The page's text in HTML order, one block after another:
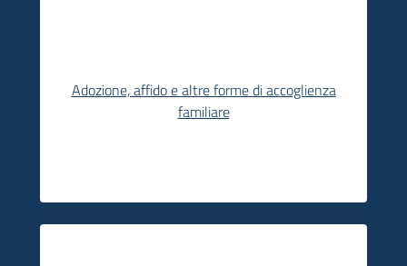
Adozione, affido e altre forme di accoglienza
familiare